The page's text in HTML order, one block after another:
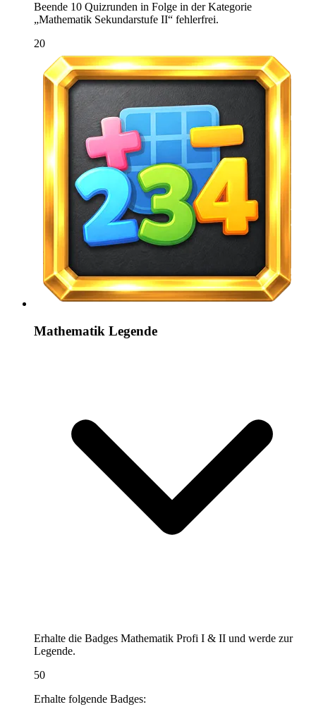
Beende 10 Quizrunden in Folge in der Kategorie
„Mathematik Sekundarstufe II“ fehlerfrei.
20
Mathematik Legende
Erhalte die Badges Mathematik Profi I & II und werde zur
Legende.
50
Erhalte folgende Badges: